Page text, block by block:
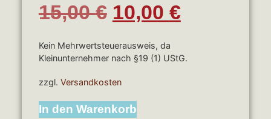
15,00€ 10,00 €
Kein Mehrwertsteuerausweis, da
Kleinunternehmer nach §19 (1) UStG.
zzgl. Versandkosten
In den Warenkorb